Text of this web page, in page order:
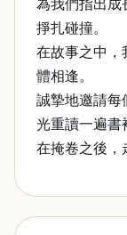
為我們指出成
掙扎碰撞。
在故事之中，
體相逢。
誠摯地邀請每
光重讀一遍書
在掩卷之後，